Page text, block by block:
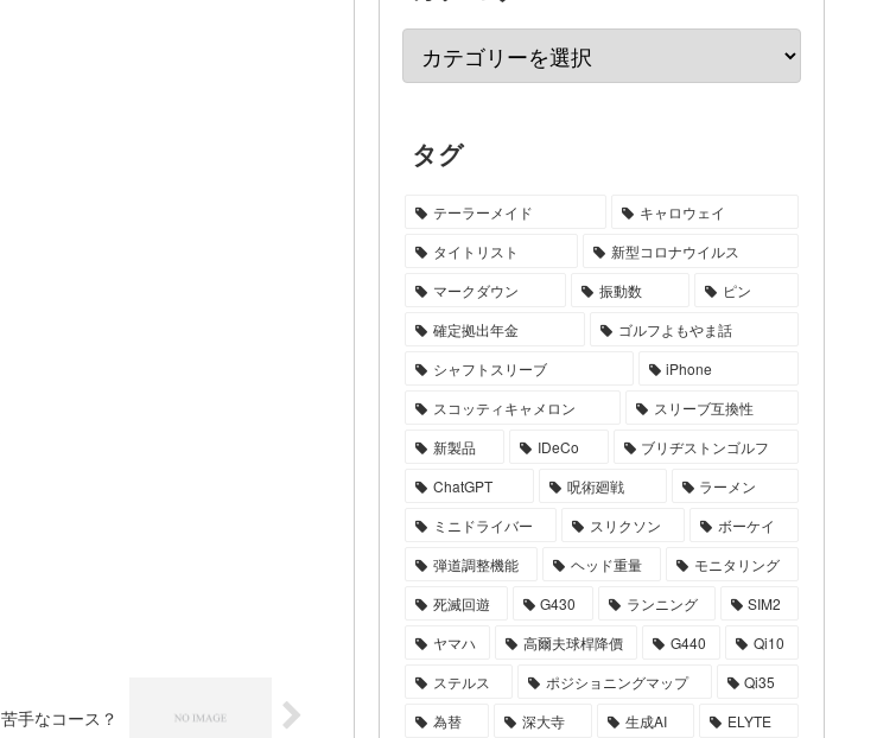
苦手なコース？
タグ
テーラーメイド
キャロウェイ
タイトリスト
新型コロナウイルス
マークダウン
振動数
ピン
確定拠出年金
ゴルフよもやま話
シャフトスリーブ
iPhone
スコッティキャメロン
スリーブ互換性
新製品
IDeCo
ブリヂストンゴルフ
ChatGPT
呪術廻戦
ラーメン
ミニドライバー
スリクソン
ボーケイ
弾道調整機能
ヘッド重量
モニタリング
死滅回遊
G430 ランニング
SIM2
ヤマハ
高爾夫球桿降價 G440
Qi10
ステルス
ポジショニングマップ
Qi35
為替
深大寺 生成AI
ELYTE